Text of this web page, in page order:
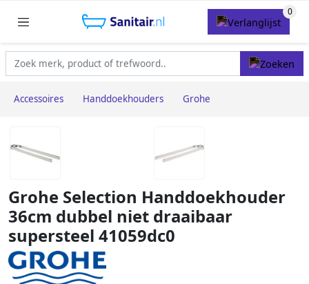
Accessoires Handdoekhouders Grohe
Grohe Selection Handdoekhouder
36cm dubbel niet draaibaar
supersteel 41059dc0